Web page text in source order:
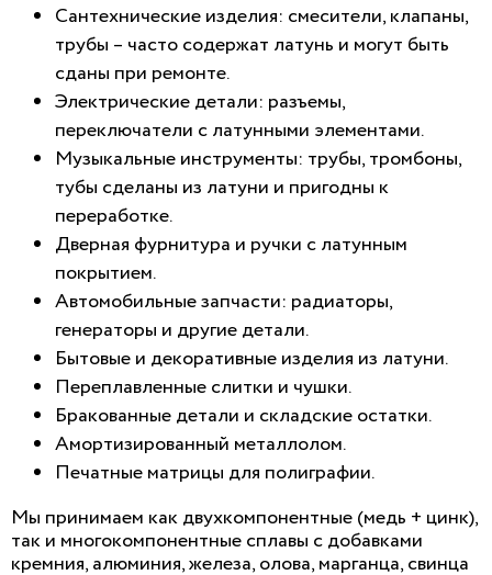
Сантехнические изделия: смесители, клапаны,
трубы – часто содержат латунь и могут быть
сданы при ремонте.
Электрические детали: разъемы,
переключатели с латунными элементами.
Музыкальные инструменты: трубы, тромбоны,
тубы сделаны из латуни и пригодны к
переработке.
Дверная фурнитура и ручки с латунным
покрытием.
Автомобильные запчасти: радиаторы,
генераторы и другие детали.
Бытовые и декоративные изделия из латуни.
Переплавленные слитки и чушки.
Бракованные детали и складские остатки.
Амортизированный металлолом.
Печатные матрицы для полиграфии.
Мы принимаем как двухкомпонентные (медь + цинк),
так и многокомпонентные сплавы с добавками
кремния, алюминия, железа, олова, марганца, свинца